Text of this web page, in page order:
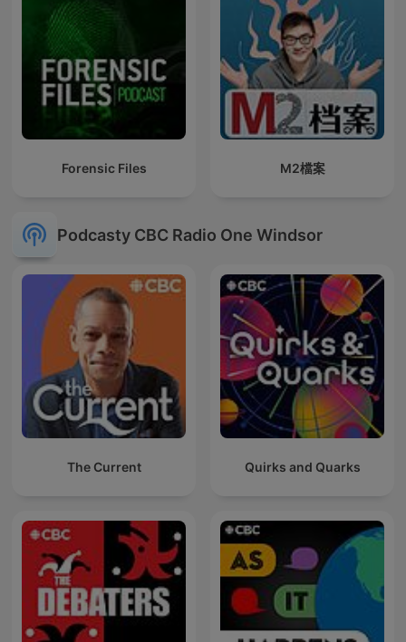
Forensic Files M2檔案
Podcasty CBC Radio One Windsor
The Current Quirks and Quarks